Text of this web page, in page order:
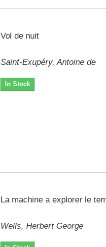
Vol de nuit
Saint-Exupéry, Antoine de
In Stock
La machine a explorer le
Wells, Herbert George